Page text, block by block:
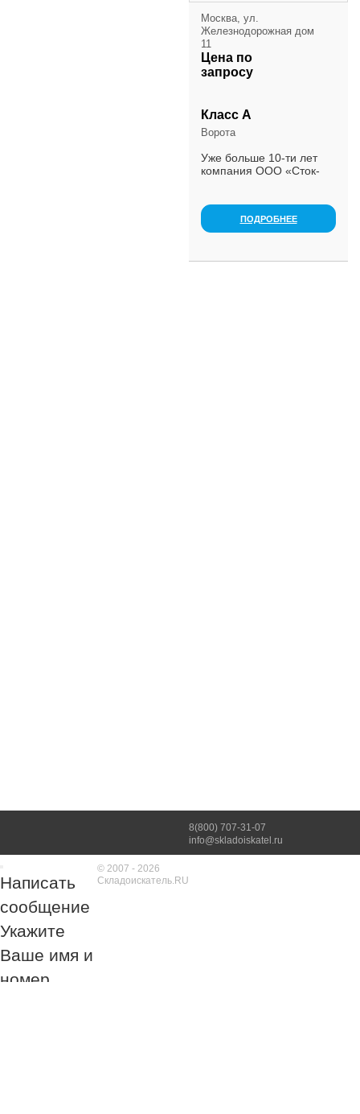
Москва, ул.
Железнодорожная дом
11
Цена по
запросу
Класс А
Ворота
Уже больше 10-ти лет
компания ООО «Сток-
оказании складских и
транспортных услуг
высокого качества.
ПОДРОБНЕЕ
8(800) 707-31-07
info@skladoiskatel.ru
© 2007 - 2026
Складоискатель.RU
Написать
сообщение
Укажите
Ваше имя и
номер